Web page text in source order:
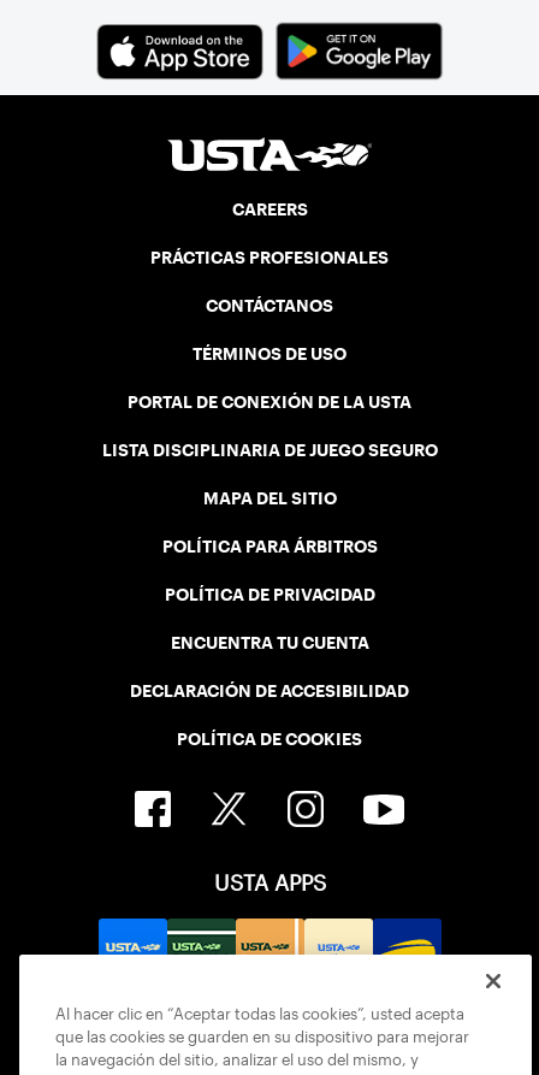
CAREERS
PRÁCTICAS PROFESIONALES
CONTÁCTANOS
TÉRMINOS DE USO
PORTAL DE CONEXIÓN DE LA USTA
LISTA DISCIPLINARIA DE JUEGO SEGURO
MAPA DEL SITIO
POLÍTICA PARA ÁRBITROS
POLÍTICA DE PRIVACIDAD
ENCUENTRA TU CUENTA
DECLARACIÓN DE ACCESIBILIDAD
POLÍTICA DE COOKIES
USTA APPS
Al hacer clic en “Aceptar todas las cookies”, usted acepta
que las cookies se guarden en su dispositivo para mejorar
la navegación del sitio, analizar el uso del mismo, y